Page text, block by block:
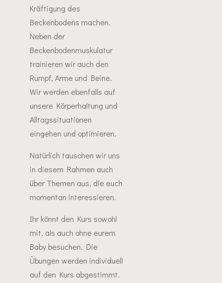
Kräftigung des
Beckenbodens machen.
Neben der
Beckenbodenmuskulatur
trainieren wir auch den
Rumpf, Arme und Beine.
Wir werden ebenfalls auf
unsere Körperhaltung und
Alltagssituationen
eingehen und optimieren.
Natürlich tauschen wir uns
in diesem Rahmen auch
über Themen aus, die euch
momentan interessieren.
Ihr könnt den Kurs sowohl
mit, als auch ohne eurem
Baby besuchen. Die
Übungen werden individuell
auf den Kurs abgestimmt.